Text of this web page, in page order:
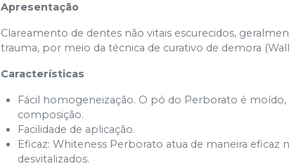
Apresentação
Clareamento de dentes não vitais escurecidos,
trauma, por meio da técnica de curativo de demora
Características
Fácil homogeneização. O pó do Perborato é
composição.
Facilidade de aplicação.
Eficaz: Whiteness Perborato atua de maneira
desvitalizados.